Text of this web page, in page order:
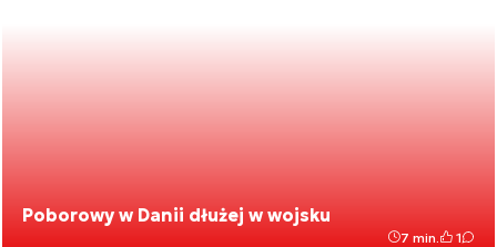
Poborowy w Danii dłużej w wojsku
7 min. 1